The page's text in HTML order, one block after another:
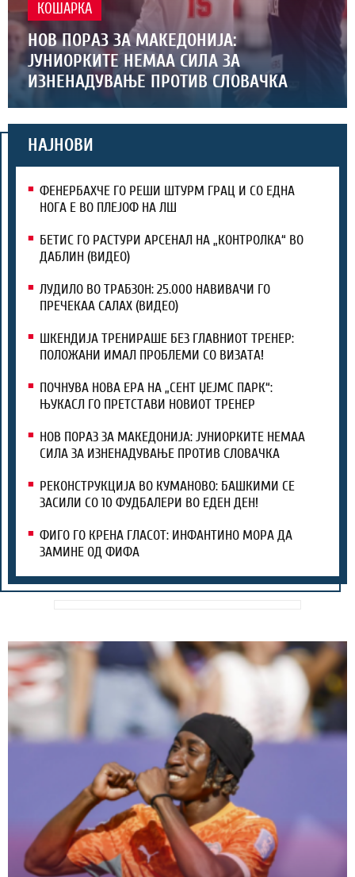
КОШАРКА
НОВ ПОРАЗ ЗА МАКЕДОНИЈА:
ЈУНИОРКИТЕ НЕМАА СИЛА ЗА
ИЗНЕНАДУВАЊЕ ПРОТИВ СЛОВАЧКА
НАЈНОВИ
ФЕНЕРБАХЧЕ ГО РЕШИ ШТУРМ ГРАЦ И СО ЕДНА
НОГА Е ВО ПЛЕЈОФ НА ЛШ
БЕТИС ГО РАСТУРИ АРСЕНАЛ НА „КОНТРОЛКА“ ВО
ДАБЛИН (ВИДЕО)
ЛУДИЛО ВО ТРАБЗОН: 25.000 НАВИВАЧИ ГО
ПРЕЧЕКАА САЛАХ (ВИДЕО)
ШКЕНДИЈА ТРЕНИРАШЕ БЕЗ ГЛАВНИОТ ТРЕНЕР:
ПОЛОЖАНИ ИМАЛ ПРОБЛЕМИ СО ВИЗАТА!
ПОЧНУВА НОВА ЕРА НА „СЕНТ ЏЕЈМС ПАРК“:
ЊУКАСЛ ГО ПРЕТСТАВИ НОВИОТ ТРЕНЕР
НОВ ПОРАЗ ЗА МАКЕДОНИЈА: ЈУНИОРКИТЕ НЕМАА
СИЛА ЗА ИЗНЕНАДУВАЊЕ ПРОТИВ СЛОВАЧКА
РЕКОНСТРУКЦИЈА ВО КУМАНОВО: БАШКИМИ СЕ
ЗАСИЛИ СО 10 ФУДБАЛЕРИ ВО ЕДЕН ДЕН!
ФИГО ГО КРЕНА ГЛАСОТ: ИНФАНТИНО МОРА ДА
ЗАМИНЕ ОД ФИФА